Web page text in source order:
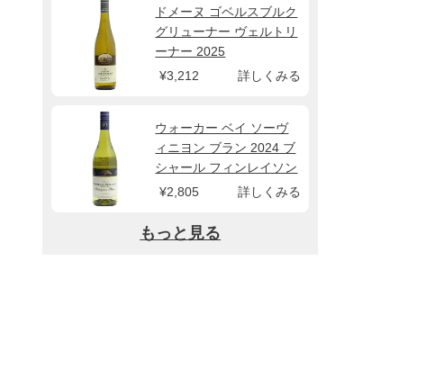
ドメーヌ ゴベルスブルク
グリューナー ヴェルトリ
ーナー 2025
¥3,212
詳しくみる
ウォーカー ベイ ソーヴ
ィニヨン ブラン 2024 ブ
シャール フィンレイソン
¥2,805
詳しくみる
もっと見る